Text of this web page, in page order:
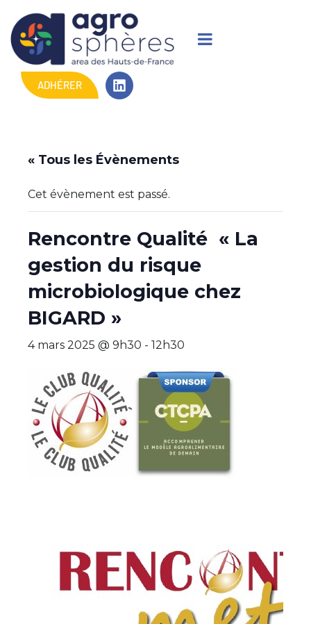
ADHÉRER
« Tous les Évènements
Cet évènement est passé.
Rencontre Qualité « La
gestion du risque
microbiologique chez
BIGARD »
4 mars 2025 @ 9h30 - 12h30